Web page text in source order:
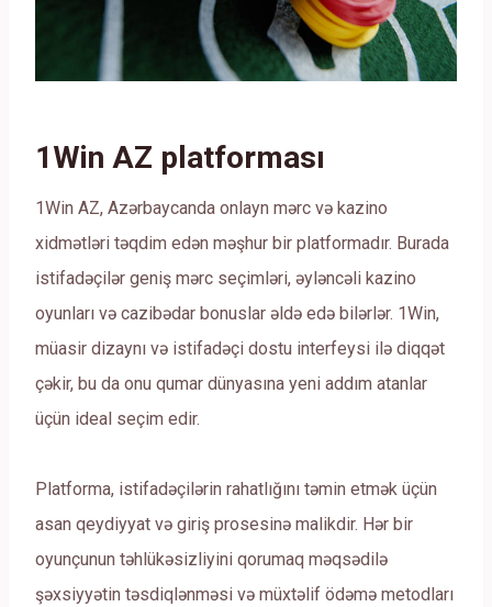
1Win AZ platforması
1Win AZ, Azərbaycanda onlayn mərc və kazino
xidmətləri təqdim edən məşhur bir platformadır. Burada
istifadəçilər geniş mərc seçimləri, əyləncəli kazino
oyunları və cazibədar bonuslar əldə edə bilərlər. 1Win,
müasir dizaynı və istifadəçi dostu interfeysi ilə diqqət
çəkir, bu da onu qumar dünyasına yeni addım atanlar
üçün ideal seçim edir.
Platforma, istifadəçilərin rahatlığını təmin etmək üçün
asan qeydiyyat və giriş prosesinə malikdir. Hər bir
oyunçunun təhlükəsizliyini qorumaq məqsədilə
şəxsiyyətin təsdiqlənməsi və müxtəlif ödəmə metodları